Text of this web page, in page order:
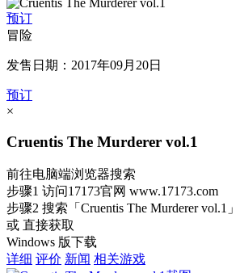
预订
冒险
发售日期：2017年09月20日
预订
×
Cruentis The Murderer vol.1
前往电脑端浏览器搜索
步骤1 访问17173官网 www.17173.com
步骤2 搜索 「Cruentis The Murderer vol.1」
或 直接获取
Windows 版下载
详细 评价 新闻 相关游戏